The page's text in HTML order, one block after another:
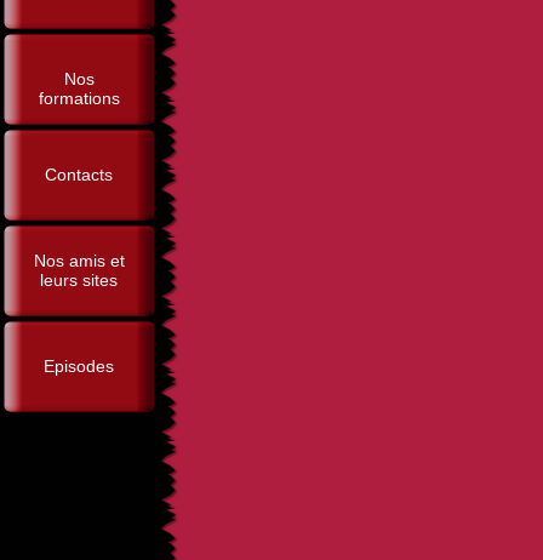
Nos
formations
Contacts
Nos amis et
leurs sites
Episodes